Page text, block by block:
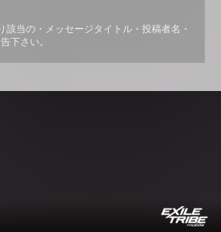
該当の・メッセージタイトル・投稿者名・
下さい。